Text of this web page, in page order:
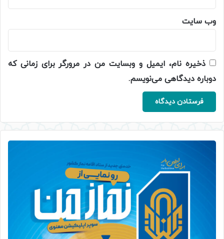
وب‌ سایت
ذخیره نام، ایمیل و وبسایت من در مرورگر برای زمانی که
دوباره دیدگاهی می‌نویسم.